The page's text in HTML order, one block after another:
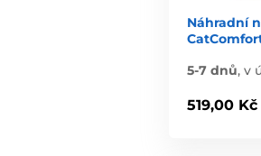
Náhradní
5-7 dnů, v
519,00 Kč